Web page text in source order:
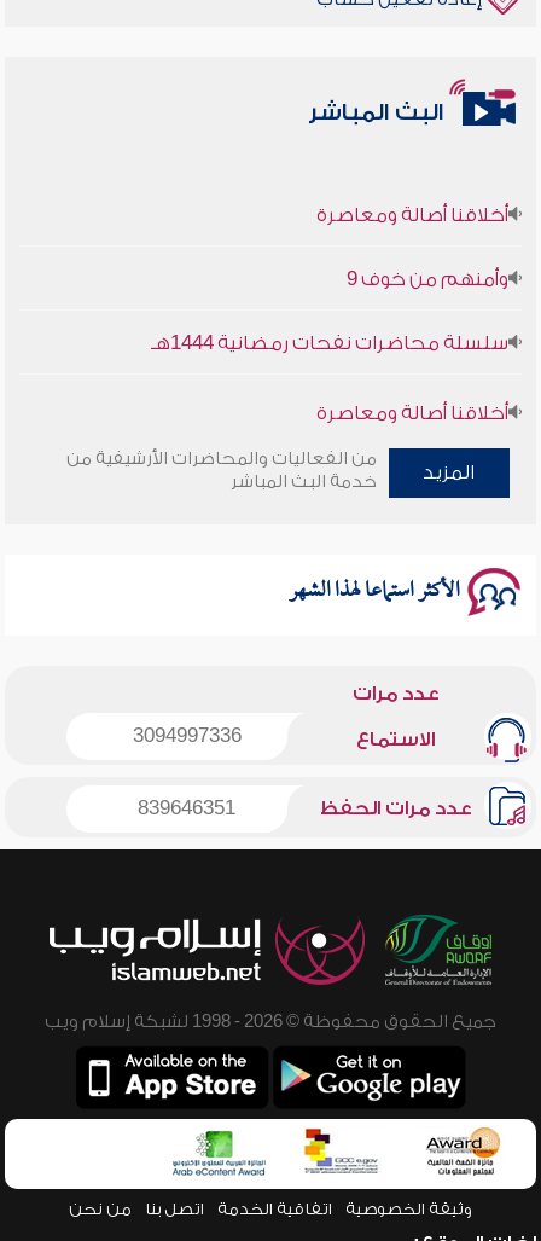
البث المباشر
أخلاقنا أصالة ومعاصرة
وأمنهم من خوف 9
سلسلة محاضرات نفحات رمضانية 1444هـ
أخلاقنا أصالة ومعاصرة
وأمنهم من خوف 9
المزيد
من الفعاليات والمحاضرات الأرشيفية من
خدمة البث المباشر
الأكثر استماعا لهذا الشهر
عدد مرات
الاستماع 3094997336
عدد مرات الحفظ 839646351
جميع الحقوق محفوظة © 2026 - 1998 لشبكة إسلام ويب
وثيقة الخصوصية اتفاقية الخدمة اتصل بنا من نحن